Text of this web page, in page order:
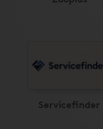
Servicefinder